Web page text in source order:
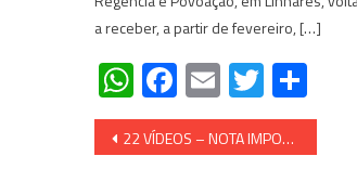
a receber, a partir de fevereiro, […]
WhatsApp
Facebook
EmailTwitter
Navegação
22 VÍDEOS – NOTA IMPORTANTE DE RADAR GERAL PARA PESSOAS INTELIGENTES – Quem não quiser levar a sério, fazer o quê? Pelo menos avisamos